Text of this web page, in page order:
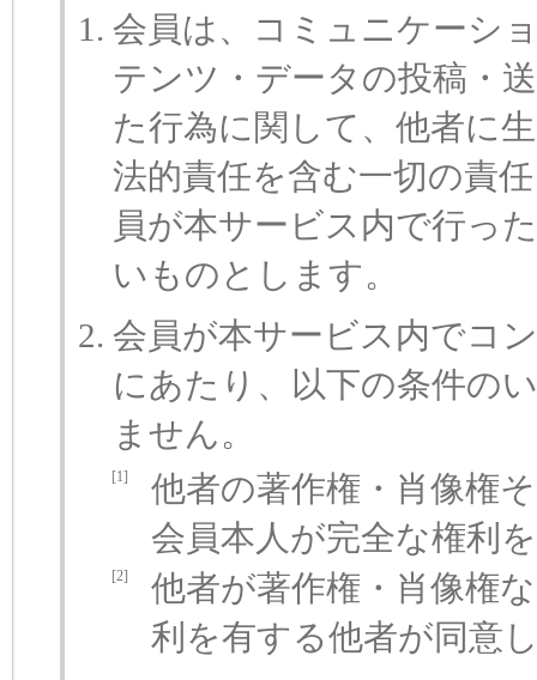
会員は、コミュニケーシ
テンツ・データの投稿・
た行為に関して、他者に
法的責任を含む一切の責
員が本サービス内で行っ
いものとします。
会員が本サービス内でコ
にあたり、以下の条件の
ません。
[1]
他者の著作権・肖像権
会員本人が完全な権利
[2]
他者が著作権・肖像権
利を有する他者が同意